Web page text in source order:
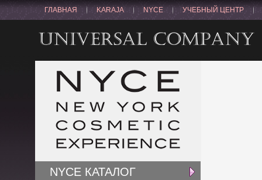
ГЛАВНАЯ KARAJA NYCE УЧЕБНЫЙ ЦЕНТР
NYCE КАТАЛОГ